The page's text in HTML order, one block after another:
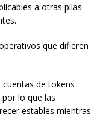
a otras pilas
que difieren
cuentas de tokens
lo que las
estables mientras